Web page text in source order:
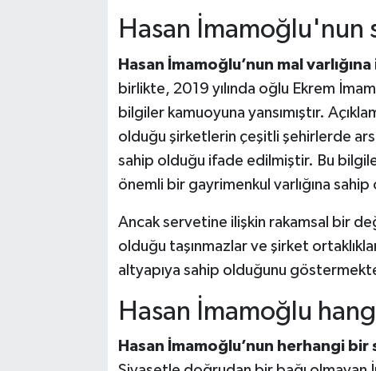
Hasan İmamoğlu'nun
Hasan İmamoğlu’nun mal
birlikte, 2019 yılında oğlu Ekrem
bilgiler kamuoyuna yansımıştır.
olduğu şirketlerin çeşitli şehirlerde
sahip olduğu ifade edilmiştir. Bu
önemli bir gayrimenkul varlığına sahip
Ancak servetine ilişkin rakamsal bir
olduğu taşınmazlar ve şirket
altyapıya sahip olduğunu
Hasan İmamoğlu
Hasan İmamoğlu’nun herhangi